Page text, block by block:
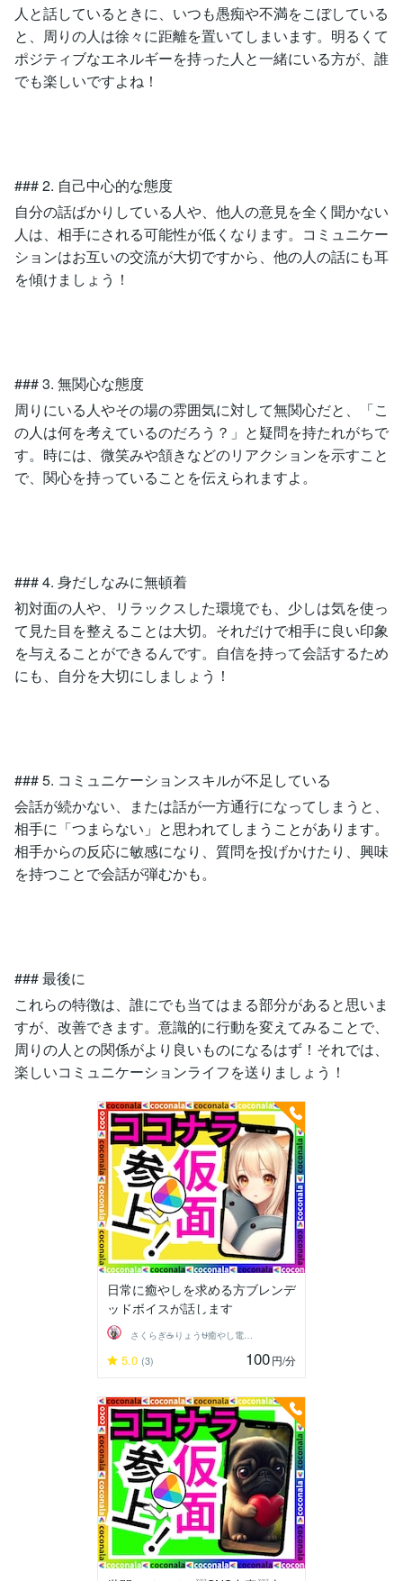
人と話しているときに、いつも愚痴や不満をこぼしている
と、周りの人は徐々に距離を置いてしまいます。明るくて
ポジティブなエネルギーを持った人と一緒にいる方が、誰
でも楽しいですよね！
### 2. 自己中心的な態度
自分の話ばかりしている人や、他人の意見を全く聞かない
人は、相手にされる可能性が低くなります。コミュニケー
ションはお互いの交流が大切ですから、他の人の話にも耳
を傾けましょう！
### 3. 無関心な態度
周りにいる人やその場の雰囲気に対して無関心だと、「こ
の人は何を考えているのだろう？」と疑問を持たれがちで
す。時には、微笑みや頷きなどのリアクションを示すこと
で、関心を持っていることを伝えられますよ。
### 4. 身だしなみに無頓着
初対面の人や、リラックスした環境でも、少しは気を使っ
て見た目を整えることは大切。それだけで相手に良い印象
を与えることができるんです。自信を持って会話するため
にも、自分を大切にしましょう！
### 5. コミュニケーションスキルが不足している
会話が続かない、または話が一方通行になってしまうと、
相手に「つまらない」と思われてしまうことがあります。
相手からの反応に敏感になり、質問を投げかけたり、興味
を持つことで会話が弾むかも。
### 最後に
これらの特徴は、誰にでも当てはまる部分があると思いま
すが、改善できます。意識的に行動を変えてみることで、
周りの人との関係がより良いものになるはず！それでは、
楽しいコミュニケーションライフを送りましょう！
日常に癒やしを求める方ブレンデ
ッドボイスが話します
さくらぎ☕りょう⛎癒やし電話相談サロン
5.0 (3) 100円/分